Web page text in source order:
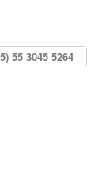
55 3045 5264